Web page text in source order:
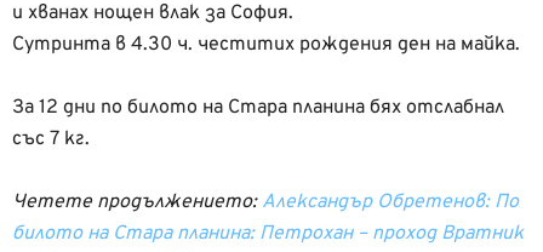
и хванах нощен влак за София.
Сутринта в 4.30 ч. честитих рождения ден на майка.
За 12 дни по билото на Стара планина бях отслабнал
със 7 кг.
Четете продължението: Александър Обретенов: По
билото на Стара планина: Петрохан – проход Вратник